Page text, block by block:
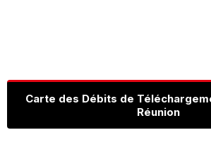
Carte des Débits de
Réunion